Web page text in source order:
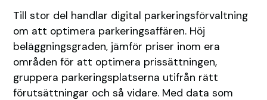
Till stor del handlar digital parkeringsförvaltning
om att optimera parkeringsaffären. Höj
beläggningsgraden, jämför priser inom era
områden för att optimera prissättningen,
gruppera parkeringsplatserna utifrån rätt
förutsättningar och så vidare. Med data som